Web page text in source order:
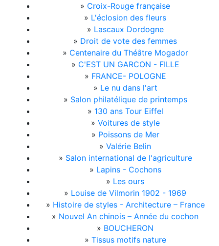
» Croix-Rouge française
» L'éclosion des fleurs
» Lascaux Dordogne
» Droit de vote des femmes
» Centenaire du Théâtre Mogador
» C'EST UN GARCON - FILLE
» FRANCE- POLOGNE
» Le nu dans l'art
» Salon philatélique de printemps
» 130 ans Tour Eiffel
» Voitures de style
» Poissons de Mer
» Valérie Belin
» Salon international de l'agriculture
» Lapins - Cochons
» Les ours
» Louise de Vilmorin 1902 - 1969
» Histoire de styles - Architecture – France
» Nouvel An chinois – Année du cochon
» BOUCHERON
» Tissus motifs nature